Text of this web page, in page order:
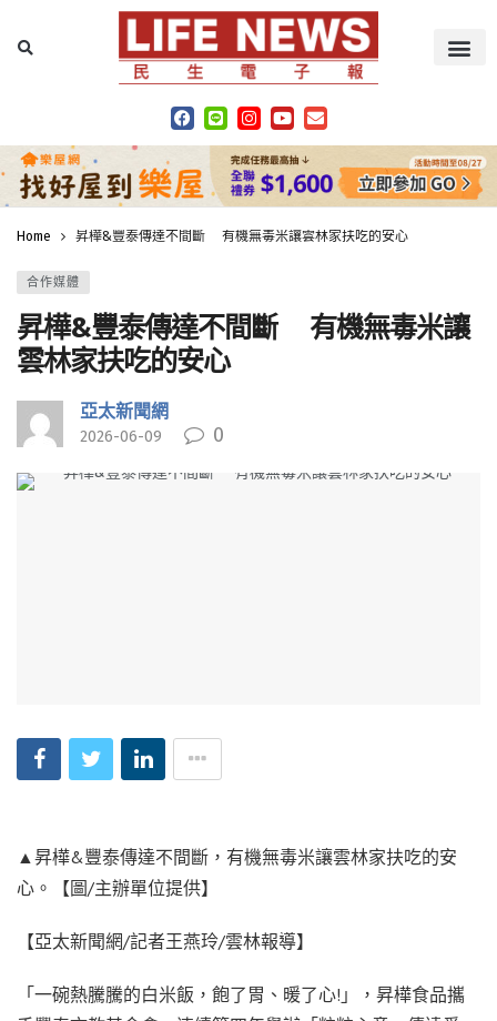
Home 昇樺&豐泰傳達不間斷 有機無毒米讓雲林家扶吃的安心
合作媒體
昇樺&豐泰傳達不間斷 有機無毒米讓
雲林家扶吃的安心
亞太新聞網
2026-06-09 0
▲昇樺&豐泰傳達不間斷，有機無毒米讓雲林家扶吃的安
心。【圖/主辦單位提供】
【亞太新聞網/記者王燕玲/雲林報導】
「一碗熱騰騰的白米飯，飽了胃、暖了心!」，昇樺食品攜